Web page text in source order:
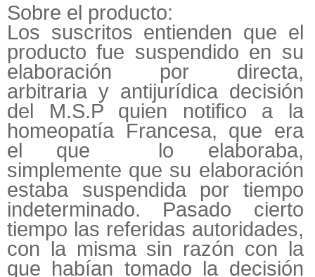
Sobre el producto:
Los suscritos entienden que el
producto fue suspendido en su
elaboración por directa,
arbitraria y antijurídica decisión
del M.S.P quien notifico a la
homeopatía Francesa, que era
el que lo elaboraba,
simplemente que su elaboración
estaba suspendida por tiempo
indeterminado. Pasado cierto
tiempo las referidas autoridades,
con la misma sin razón con la
que habían tomado la decisión